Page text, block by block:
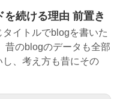
を続ける理由 前置き
イトルでblogを書いた
昔のblogのデータも全部
、考え方も昔にその